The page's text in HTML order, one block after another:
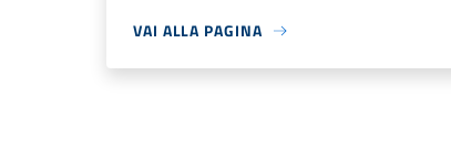
VAI ALLA PAGINA